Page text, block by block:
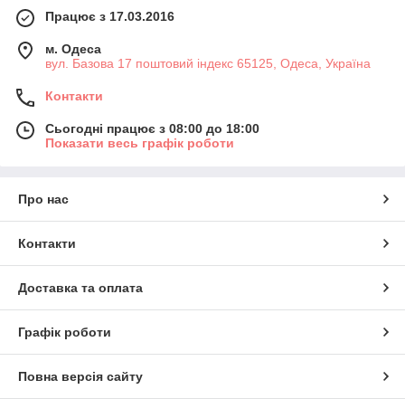
Працює з 17.03.2016
м. Одеса
вул. Базова 17 поштовий індекс 65125, Одеса, Україна
Контакти
Сьогодні працює з 08:00 до 18:00
Показати весь графік роботи
Про нас
Контакти
Доставка та оплата
Графік роботи
Повна версія сайту